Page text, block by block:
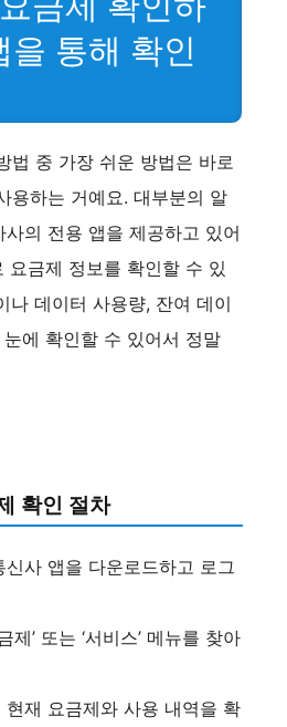
을 통해 확인
법 중 가장 쉬운 방법은 바로
용하는 거예요. 대부분의 알
의 전용 앱을 제공하고 있어
요금제 정보를 확인할 수 있
나 데이터 사용량, 잔여 데이
에 확인할 수 있어서 정말
확인 절차
신사 앱을 다운로드하고 로그
제’ 또는 ‘서비스’ 메뉴를 찾아
현재 요금제와 사용 내역을 확